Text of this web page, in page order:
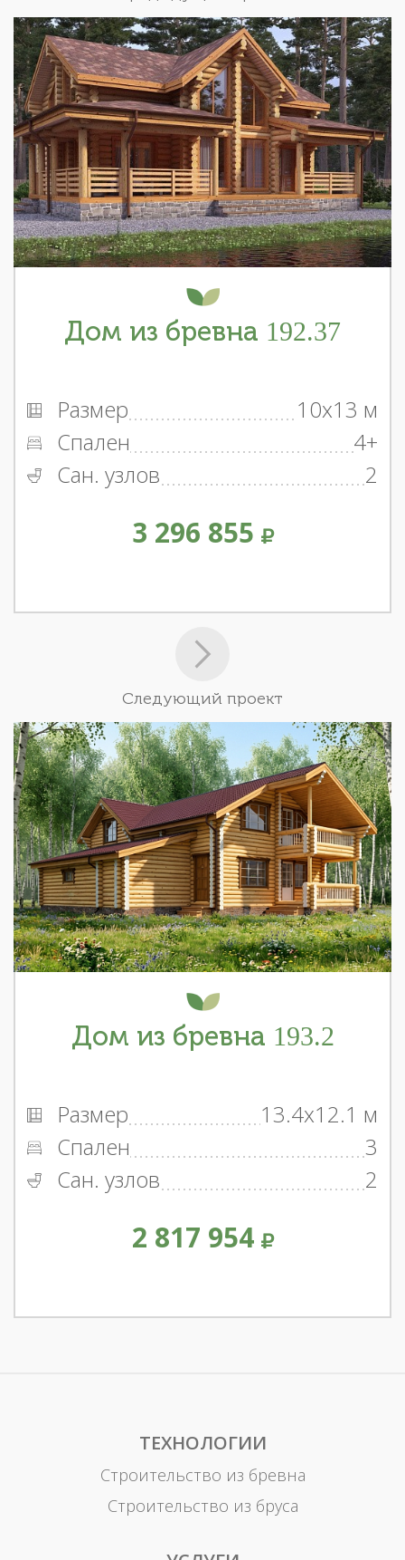
Дом из бревна 192.37
Размер
10x13 м
Спален
4+
Сан. узлов
2
3 296 855
Следующий проект
Дом из бревна 193.2
Размер
13.4x12.1 м
Спален
3
Сан. узлов
2
2 817 954
ТЕХНОЛОГИИ
Строительство из бревна
Строительство из бруса